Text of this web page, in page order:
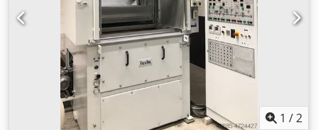
enthalten. Der Verkauf erfolgt vorbehaltlich Verfügbarkeit
und/oder Zwischenverkauf.
1 /2